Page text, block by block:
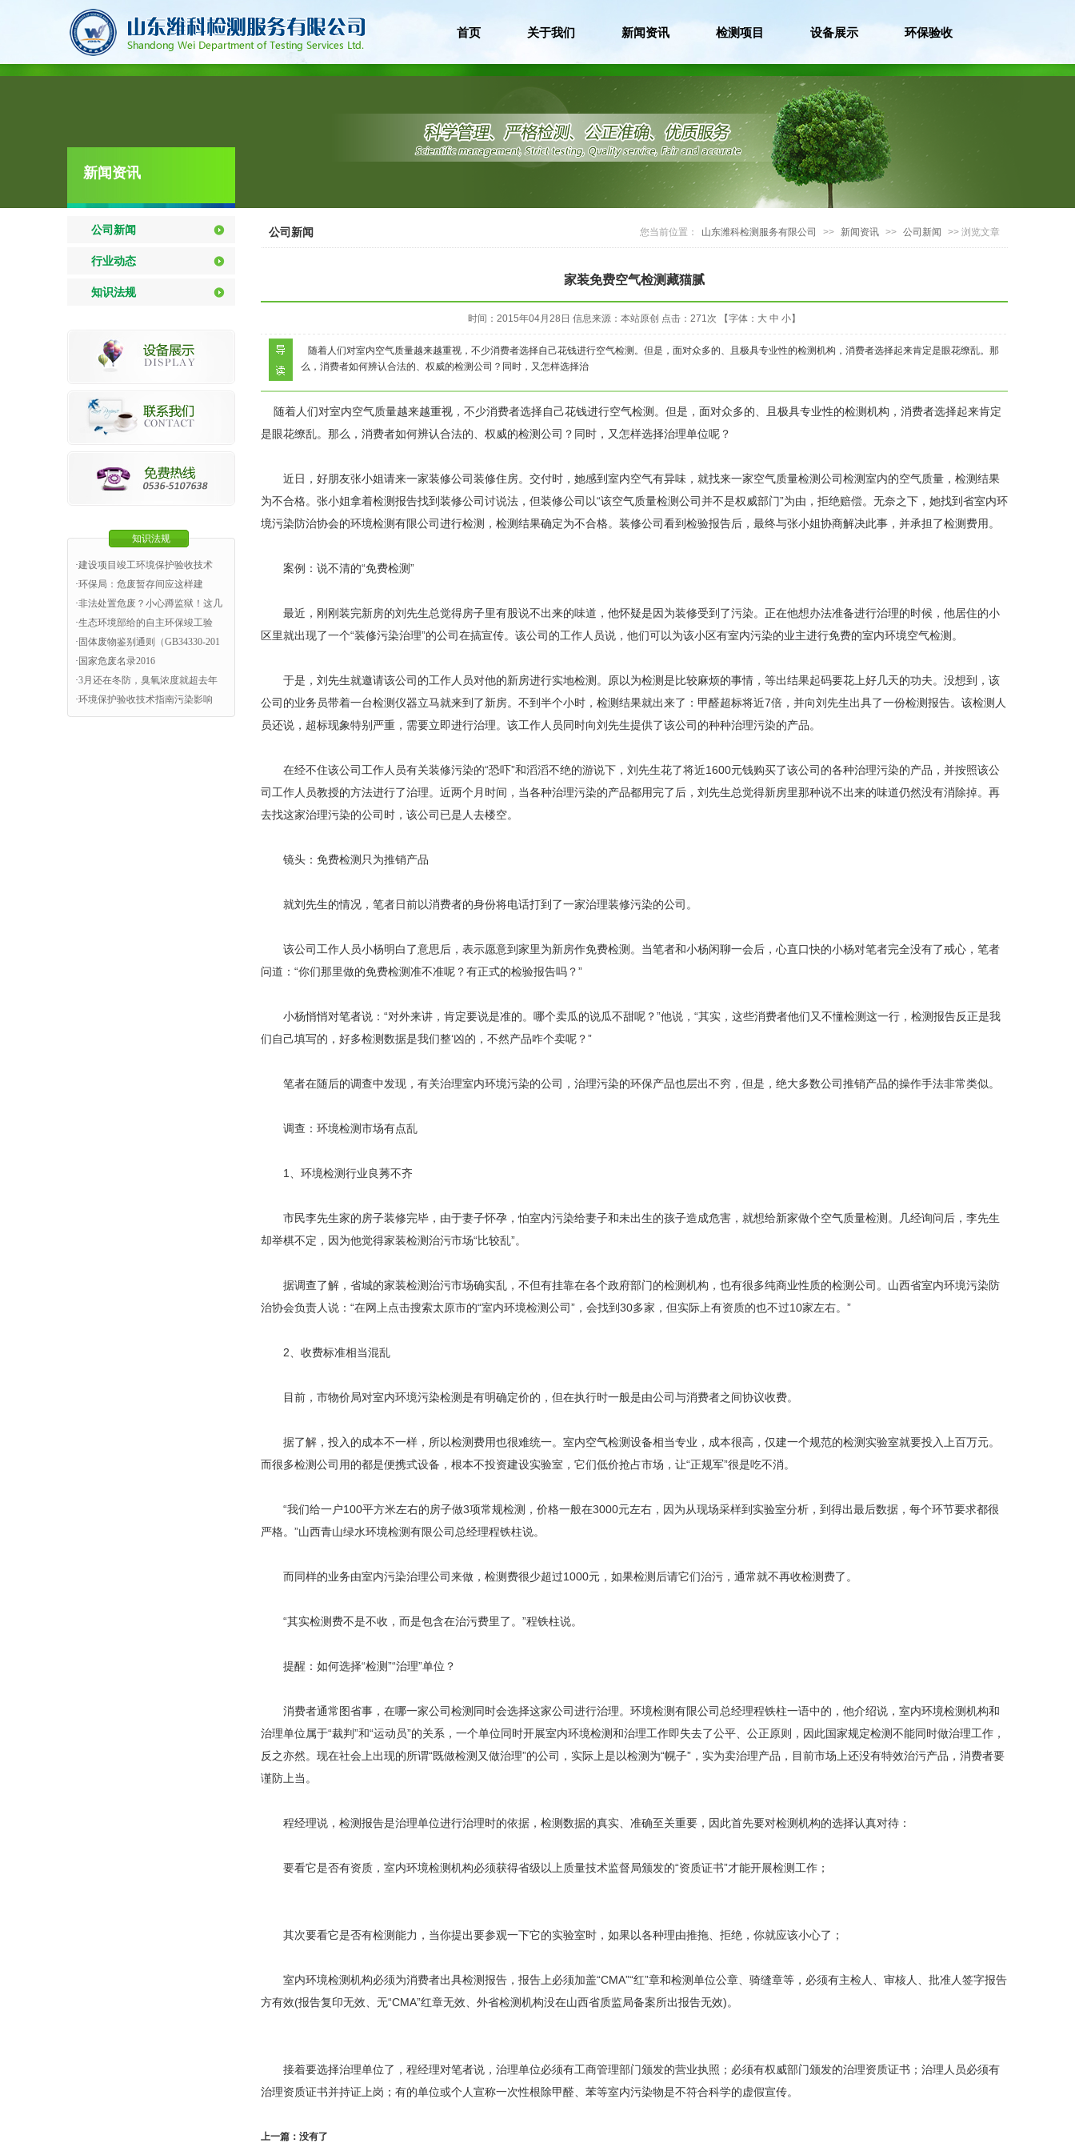
首页 关于我们 新闻资讯 检测项目 设备展示 环保验收
新闻资讯
公司新闻
行业动态
知识法规
知识法规
·建设项目竣工环境保护验收技术
·环保局：危废暂存间应这样建
·非法处置危废？小心蹲监狱！这几
·生态环境部给的自主环保竣工验
· 固体废物鉴别通则（GB34330-201
· 国家危废名录2016
·3月还在冬防，臭氧浓度就超去年
·环境保护验收技术指南污染影响
公司新闻 您当前位置： 山东潍科检测服务有限公司 >> 新闻资讯 >> 公司新闻 >> 浏览文章
家装免费空气检测藏猫腻
时间：2015年04月28日 信息来源：本站原创 点击： 271次 【字体： 大 中 小】
随着人们对室内空气质量越来越重视，不少消费者选择自己花钱进行空气检测。但是，面对众多的、且极具专业性的检测机构，消费者选择起来肯定是眼花缭乱。那
么，消费者如何辨认合法的、权威的检测公司？同时，又怎样选择治
随着人们对室内空气质量越来越重视，不少消费者选择自己花钱进行空气检测。但是，面对众多的、且极具专业性的检测机构，消费者选择起来肯定
是眼花缭乱。那么，消费者如何辨认合法的、权威的检测公司？同时，又怎样选择治理单位呢？
近日，好朋友张小姐请来一家装修公司装修住房。交付时，她感到室内空气有异味，就找来一家空气质量检测公司检测室内的空气质量，检测结果
为不合格。张小姐拿着检测报告找到装修公司讨说法，但装修公司以“该空气质量检测公司并不是权威部门”为由，拒绝赔偿。无奈之下，她找到省室内环
境污染防治协会的环境检测有限公司进行检测，检测结果确定为不合格。装修公司看到检验报告后，最终与张小姐协商解决此事，并承担了检测费用。
案例：说不清的“免费检测”
最近，刚刚装完新房的刘先生总觉得房子里有股说不出来的味道，他怀疑是因为装修受到了污染。正在他想办法准备进行治理的时候，他居住的小
区里就出现了一个“装修污染治理”的公司在搞宣传。该公司的工作人员说，他们可以为该小区有室内污染的业主进行免费的室内环境空气检测。
于是，刘先生就邀请该公司的工作人员对他的新房进行实地检测。原以为检测是比较麻烦的事情，等出结果起码要花上好几天的功夫。没想到，该
公司的业务员带着一台检测仪器立马就来到了新房。不到半个小时，检测结果就出来了：甲醛超标将近7倍，并向刘先生出具了一份检测报告。该检测人
员还说，超标现象特别严重，需要立即进行治理。该工作人员同时向刘先生提供了该公司的种种治理污染的产品。
在经不住该公司工作人员有关装修污染的“恐吓”和滔滔不绝的游说下，刘先生花了将近1600元钱购买了该公司的各种治理污染的产品，并按照该公
司工作人员教授的方法进行了治理。近两个月时间，当各种治理污染的产品都用完了后，刘先生总觉得新房里那种说不出来的味道仍然没有消除掉。再
去找这家治理污染的公司时，该公司已是人去楼空。
镜头：免费检测只为推销产品
就刘先生的情况，笔者日前以消费者的身份将电话打到了一家治理装修污染的公司。
该公司工作人员小杨明白了意思后，表示愿意到家里为新房作免费检测。当笔者和小杨闲聊一会后，心直口快的小杨对笔者完全没有了戒心，笔者
问道：“你们那里做的免费检测准不准呢？有正式的检验报告吗？”
小杨悄悄对笔者说：“对外来讲，肯定要说是准的。哪个卖瓜的说瓜不甜呢？”他说，“其实，这些消费者他们又不懂检测这一行，检测报告反正是我
们自己填写的，好多检测数据是我们整‘凶的，不然产品咋个卖呢？”
笔者在随后的调查中发现，有关治理室内环境污染的公司，治理污染的环保产品也层出不穷，但是，绝大多数公司推销产品的操作手法非常类似。
调查：环境检测市场有点乱
1、环境检测行业良莠不齐
市民李先生家的房子装修完毕，由于妻子怀孕，怕室内污染给妻子和未出生的孩子造成危害，就想给新家做个空气质量检测。几经询问后，李先生
却举棋不定，因为他觉得家装检测治污市场“比较乱”。
据调查了解，省城的家装检测治污市场确实乱，不但有挂靠在各个政府部门的检测机构，也有很多纯商业性质的检测公司。山西省室内环境污染防
治协会负责人说：“在网上点击搜索太原市的“室内环境检测公司”，会找到30多家，但实际上有资质的也不过10家左右。”
2、收费标准相当混乱
目前，市物价局对室内环境污染检测是有明确定价的，但在执行时一般是由公司与消费者之间协议收费。
据了解，投入的成本不一样，所以检测费用也很难统一。室内空气检测设备相当专业，成本很高，仅建一个规范的检测实验室就要投入上百万元。
而很多检测公司用的都是便携式设备，根本不投资建设实验室，它们低价抢占市场，让“正规军”很是吃不消。
“我们给一户100平方米左右的房子做3项常规检测，价格一般在3000元左右，因为从现场采样到实验室分析，到得出最后数据，每个环节要求都很
严格。”山西青山绿水环境检测有限公司总经理程铁柱说。
而同样的业务由室内污染治理公司来做，检测费很少超过1000元，如果检测后请它们治污，通常就不再收检测费了。
“其实检测费不是不收，而是包含在治污费里了。”程铁柱说。
提醒：如何选择“检测”“治理”单位？
消费者通常图省事，在哪一家公司检测同时会选择这家公司进行治理。环境检测有限公司总经理程铁柱一语中的，他介绍说，室内环境检测机构和
治理单位属于“裁判”和“运动员”的关系，一个单位同时开展室内环境检测和治理工作即失去了公平、公正原则，因此国家规定检测不能同时做治理工作，
反之亦然。现在社会上出现的所谓“既做检测又做治理”的公司，实际上是以检测为“幌子”，实为卖治理产品，目前市场上还没有特效治污产品，消费者要
谨防上当。
程经理说，检测报告是治理单位进行治理时的依据，检测数据的真实、准确至关重要，因此首先要对检测机构的选择认真对待：
要看它是否有资质，室内环境检测机构必须获得省级以上质量技术监督局颁发的“资质证书”才能开展检测工作；
其次要看它是否有检测能力，当你提出要参观一下它的实验室时，如果以各种理由推拖、拒绝，你就应该小心了；
室内环境检测机构必须为消费者出具检测报告，报告上必须加盖“CMA”“红”章和检测单位公章、骑缝章等，必须有主检人、审核人、批准人签字报告
方有效(报告复印无效、无“CMA”红章无效、外省检测机构没在山西省质监局备案所出报告无效)。
接着要选择治理单位了，程经理对笔者说，治理单位必须有工商管理部门颁发的营业执照；必须有权威部门颁发的治理资质证书；治理人员必须有
治理资质证书并持证上岗；有的单位或个人宣称一次性根除甲醛、苯等室内污染物是不符合科学的虚假宣传。
上一篇： 没有了